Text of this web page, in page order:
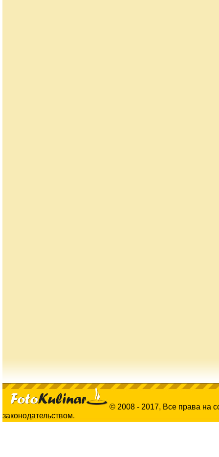
© 2008 - 2017, Все права на
законодательством.